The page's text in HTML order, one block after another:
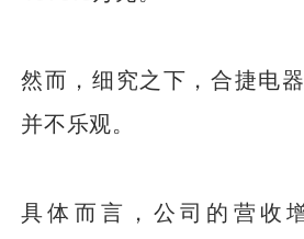
然而，细究之下，合捷电
并不乐观。
具体而言，公司的营收